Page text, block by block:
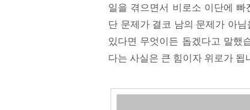
일을 겪으면서 비로소 이단에
단 문제가 결코 남의 문제가 아
있다면 무엇이든 돕겠다고 말했
다는 사실은 큰 힘이자 위로가 됩